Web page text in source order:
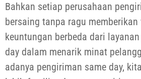
Bahkan setiap perusahaan
bersaing tanpa ragu memberikan
keuntungan berbeda dari
day dalam menarik minat
adanya pengiriman same day,